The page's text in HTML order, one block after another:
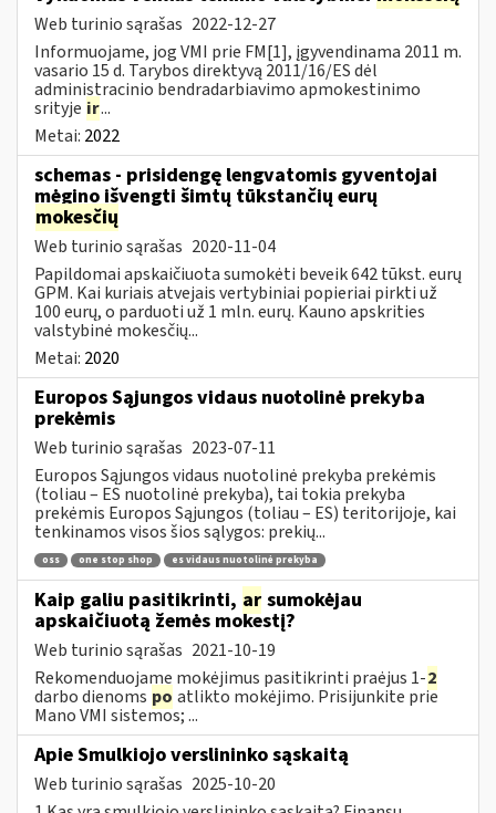
Web turinio sąrašas 2022-12-27
Informuojame, jog VMI prie FM[1], įgyvendinama 2011 m.
vasario 15 d. Tarybos direktyvą 2011/16/ES dėl
administracinio bendradarbiavimo apmokestinimo
srityje ir...
Metai: 2022
schemas - prisidengę lengvatomis gyventojai
mėgino išvengti šimtų tūkstančių eurų
mokesčių
Web turinio sąrašas 2020-11-04
Papildomai apskaičiuota sumokėti beveik 642 tūkst. eurų
GPM. Kai kuriais atvejais vertybiniai popieriai pirkti už
100 eurų, o parduoti už 1 mln. eurų. Kauno apskrities
valstybinė mokesčių...
Metai: 2020
Europos Sąjungos vidaus nuotolinė prekyba
prekėmis
Web turinio sąrašas 2023-07-11
Europos Sąjungos vidaus nuotolinė prekyba prekėmis
(toliau – ES nuotolinė prekyba), tai tokia prekyba
prekėmis Europos Sąjungos (toliau – ES) teritorijoje, kai
tenkinamos visos šios sąlygos: prekių...
oss one stop shop es vidaus nuotolinė prekyba
Kaip galiu pasitikrinti, ar sumokėjau
apskaičiuotą žemės mokestį?
Web turinio sąrašas 2021-10-19
Rekomenduojame mokėjimus pasitikrinti praėjus 1-2
darbo dienoms po atlikto mokėjimo. Prisijunkite prie
Mano VMI sistemos; ...
Apie Smulkiojo verslininko sąskaitą
Web turinio sąrašas 2025-10-20